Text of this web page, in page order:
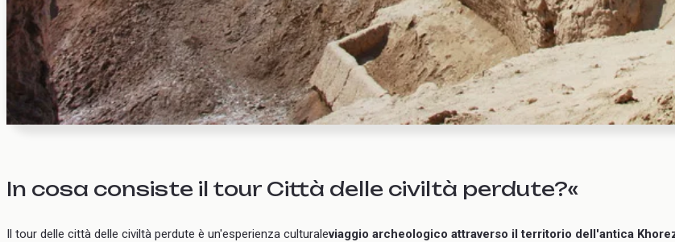
In cosa consiste il tour Città delle civiltà perdute?«
Il tour delle città delle civiltà perdute è un'esperienza culturaleviaggio archeologico attraverso il territorio dell'antica